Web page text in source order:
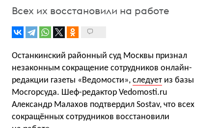
Всех их восстановили на работе
Останкинский районный суд Москвы признал
незаконным сокращение сотрудников онлайн-
редакции газеты «Ведомости», следует из базы
Мосгорсуда. Шеф-редактор Vedomosti.ru
Александр Малахов подтвердил Sostav, что всех
сокращённых сотрудников восстановили